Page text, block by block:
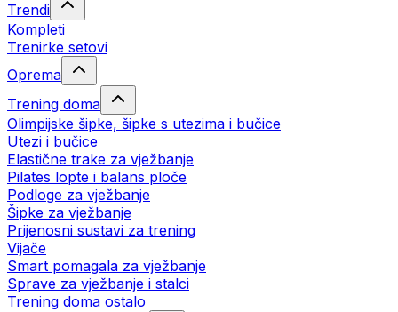
Trendi
Kompleti
Trenirke setovi
Oprema
Trening doma
Olimpijske šipke, šipke s utezima i bučice
Utezi i bučice
Elastične trake za vježbanje
Pilates lopte i balans ploče
Podloge za vježbanje
Šipke za vježbanje
Prijenosni sustavi za trening
Vijače
Smart pomagala za vježbanje
Sprave za vježbanje i stalci
Trening doma ostalo